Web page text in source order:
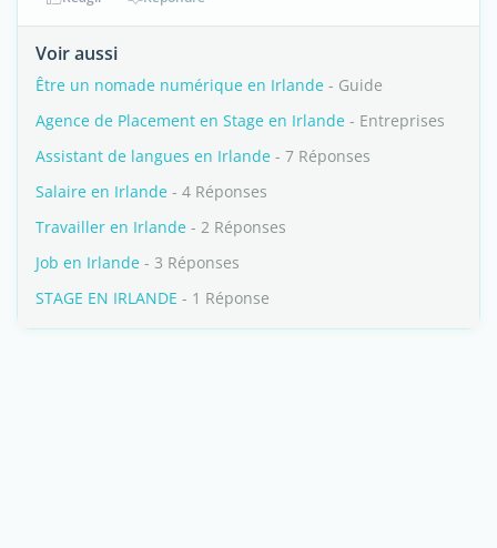
Voir aussi
Être un nomade numérique en Irlande - Guide
Agence de Placement en Stage en Irlande - Entreprises
Assistant de langues en Irlande - 7 Réponses
Salaire en Irlande - 4 Réponses
Travailler en Irlande - 2 Réponses
Job en Irlande - 3 Réponses
STAGE EN IRLANDE - 1 Réponse